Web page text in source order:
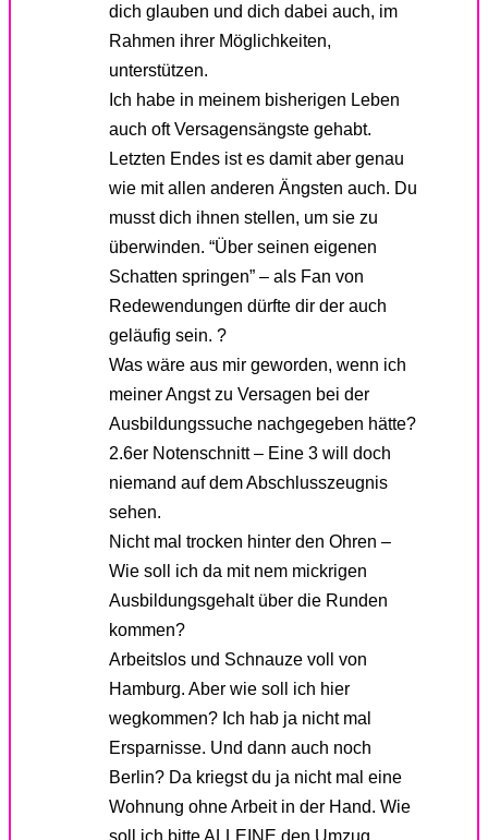
dich glauben und dich dabei auch, im
Rahmen ihrer Möglichkeiten,
unterstützen.
Ich habe in meinem bisherigen Leben
auch oft Versagensängste gehabt.
Letzten Endes ist es damit aber genau
wie mit allen anderen Ängsten auch. Du
musst dich ihnen stellen, um sie zu
überwinden. “Über seinen eigenen
Schatten springen” – als Fan von
Redewendungen dürfte dir der auch
geläufig sein. ?
Was wäre aus mir geworden, wenn ich
meiner Angst zu Versagen bei der
Ausbildungssuche nachgegeben hätte?
2.6er Notenschnitt – Eine 3 will doch
niemand auf dem Abschlusszeugnis
sehen.
Nicht mal trocken hinter den Ohren –
Wie soll ich da mit nem mickrigen
Ausbildungsgehalt über die Runden
kommen?
Arbeitslos und Schnauze voll von
Hamburg. Aber wie soll ich hier
wegkommen? Ich hab ja nicht mal
Ersparnisse. Und dann auch noch
Berlin? Da kriegst du ja nicht mal eine
Wohnung ohne Arbeit in der Hand. Wie
soll ich bitte ALLEINE den Umzug